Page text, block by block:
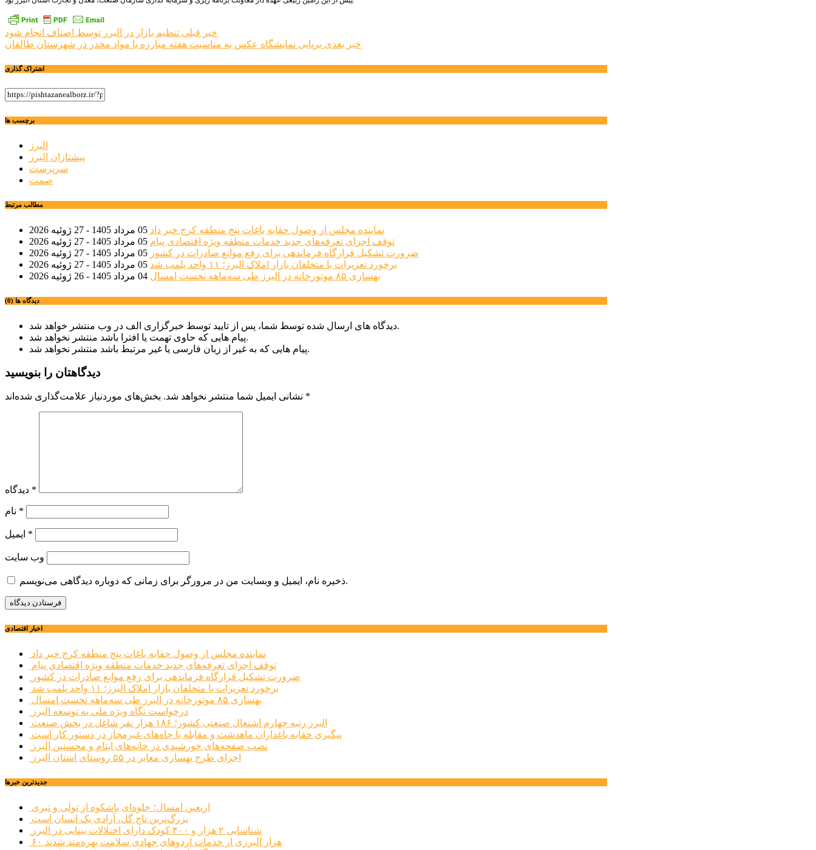
راهبری
نوشته
خبر قبلی تنظیم بازار در البرز توسط اصناف انجام شود
خبر بعدی برپایی نمایشگاه عکس به مناسبت هفته مبارزه با مواد مخدر در شهرستان طالقان
اشتراک گذاری
برچسب ها
البرز
پیشتازان البرز
سرپرست
صمت
مطالب مرتبط
نماینده مجلس از وصول حقابه باغات پنج منطقه کرج خبر داد 05 مرداد 1405 - 27 ژوئیه 2026
توقف اجرای تعرفه‌های جدید خدمات منطقه ویژه اقتصادی پیام 05 مرداد 1405 - 27 ژوئیه 2026
ضرورت تشکیل قرارگاه فرماندهی برای رفع موانع صادرات در کشور 05 مرداد 1405 - 27 ژوئیه 2026
برخورد تعزیرات با متخلفان بازار املاک البرز؛ ۱۱ واحد پلمب شد
05 مرداد 1405 - 27 ژوئیه 2026
بهسازی ۸۵ موتورخانه در البرز طی سه‌ماهه نخست امسال
04 مرداد 1405 - 26 ژوئیه 2026
دیدگاه ها (0)
دیدگاه های ارسال شده توسط شما، پس از تایید توسط خبرگزاری الف در وب منتشر خواهد شد.
پیام هایی که حاوی تهمت یا افترا باشد منتشر نخواهد شد.
پیام هایی که به غیر از زبان فارسی یا غیر مرتبط باشد منتشر نخواهد شد.
دیدگاهتان را بنویسید
نشانی ایمیل شما منتشر نخواهد شد. *
*
*
*
وب‌ سایت
ذخیره نام، ایمیل و وبسایت من در مرورگر برای زمانی که دوباره دیدگاهی می‌نویسم.
اخبار اقتصادی
نماینده مجلس از وصول حقابه باغات پنج منطقه کرج خبر داد
توقف اجرای تعرفه‌های جدید خدمات منطقه ویژه اقتصادی پیام
ضرورت تشکیل قرارگاه فرماندهی برای رفع موانع صادرات در کشور
برخورد تعزیرات با متخلفان بازار املاک البرز؛ ۱۱ واحد پلمب شد
بهسازی ۸۵ موتورخانه در البرز طی سه‌ماهه نخست امسال
درخواست نگاه ویژه ملی به توسعه البرز
البرز رتبه چهارم اشتغال صنعتی کشور؛ ۱۸۶ هزار نفر شاغل در بخش صنعت
پیگیری حقابه باغداران ماهدشت و مقابله با چاه‌های غیرمجاز در دستور کار است
نصب صفحه‌های خورشیدی در خانه‌های ایتام و محسنین البرز
اجرای طرح بهسازی معابر در ۵۵ روستای استان البرز
جديدترين خبرها
اربعین امسال؛ جلوه‌ای باشکوه از تولی و تبری
بزرگ‌ترین تاج گل، آزادی یک انسان است
شناسایی ۲ هزار و ۴۰۰ کودک دارای اختلالات بینایی در البرز
۶۰ هزار البرزی از خدمات اردوهای جهادی سلامت بهره‌مند شدند